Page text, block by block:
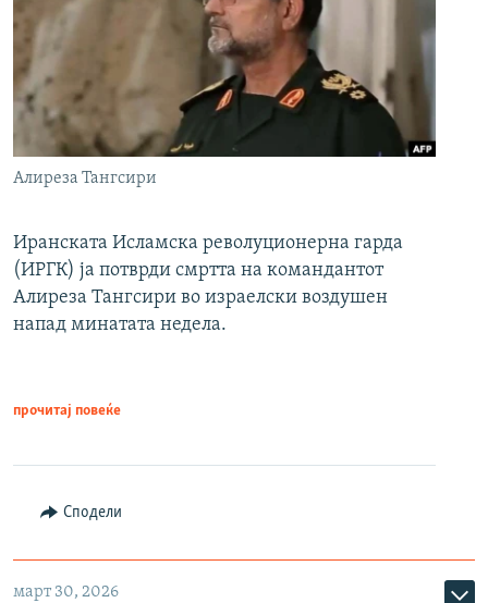
Алиреза Тангсири
Иранската Исламска револуционерна гарда
(ИРГК) ја потврди смртта на командантот
Алиреза Тангсири во израелски воздушен
напад минатата недела.
прочитај повеќе
Сподели
март 30, 2026